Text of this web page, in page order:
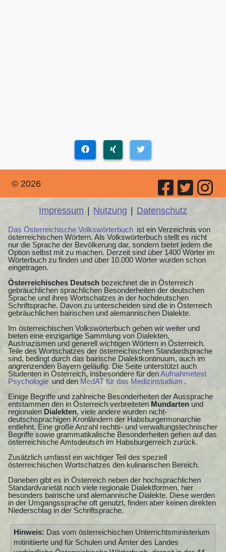
© 2026
Impressum Nutzung Datenschutz
Das Österreichische Volkswörterbuch ist ein Verzeichnis von
österreichischen Wörtern. Als Volkswörterbuch stellt es nicht
nur die Sprache der Bevölkerung dar, sondern bietet jedem die
Option selbst mit zu machen. Derzeit sind über 1400 Wörter im
Wörterbuch zu finden und über 10.000 Wörter wurden schon
eingetragen.
Österreichisches Deutsch bezeichnet die in Österreich
gebräuchlichen sprachlichen Besonderheiten der deutschen
Sprache und ihres Wortschatzes in der hochdeutschen
Schriftsprache. Davon zu unterscheiden sind die in Österreich
gebräuchlichen bairischen und alemannischen Dialekte.
Im österreichischen Volkswörterbuch gehen wir weiter und
bieten eine einzigartige Sammlung von Dialekten,
Austriazismen und generell wichtigen Wörtern in Österreich.
Teile des Wortschatzes der österreichischen Standardsprache
sind, bedingt durch das bairische Dialektkontinuum, auch im
angrenzenden Bayern geläufig. Die Seite unterstützt auch
Studenten in Österreich, insbesondere für denAufnahmetest
Psychologie und den MedAT für das Medizinstudium .
Einige Begriffe und zahlreiche Besonderheiten der Aussprache
entstammen den in Österreich verbreiteten Mundarten und
regionalen Dialekten, viele andere wurden nicht-
deutschsprachigen Kronländern der Habsburgermonarchie
entlehnt. Eine große Anzahl rechts- und verwaltungstechnischer
Begriffe sowie grammatikalische Besonderheiten gehen auf das
österreichische Amtsdeutsch im Habsburgerreich zurück.
Zusätzlich umfasst ein wichtiger Teil des speziell
österreichischen Wortschatzes den kulinarischen Bereich.
Daneben gibt es in Österreich neben der hochsprachlichen
Standardvarietät noch viele regionale Dialektformen, hier
besonders bairische und alemannische Dialekte. Diese werden
in der Umgangssprache oft genutzt, finden aber keinen direkten
Niederschlag in der Schriftsprache.
Hinweis: Das vom österreichischen Unterrichtsministerium
mitinitiierte und für Schulen und Ämter des Landes